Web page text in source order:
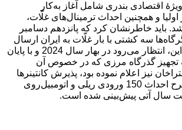
اقتصادی بندری شامل آغاز به‌کار
8 و 9 بندر اولیا و همچنین احداث ترمینال‌های غلّات،
باید خاطرنشان کرد که پانزدهم دسامبر
این لنگرگاه‌ها سه کشتی با بار غلّات به ایران ارسال
شده است. علاوه بر این، انتظار می‌رود در بهار سال 2024 و با پایان‌
تجهیز گذرگاه مرزی که در خصوص آن
نیز اعلام نموده بود، پذیرش کانتینرها
آغاز شود. همچنین طرح احداث 150 ورودی ریلی و اتومبیل‌روی
سال آتی پیش‌بینی شده است.